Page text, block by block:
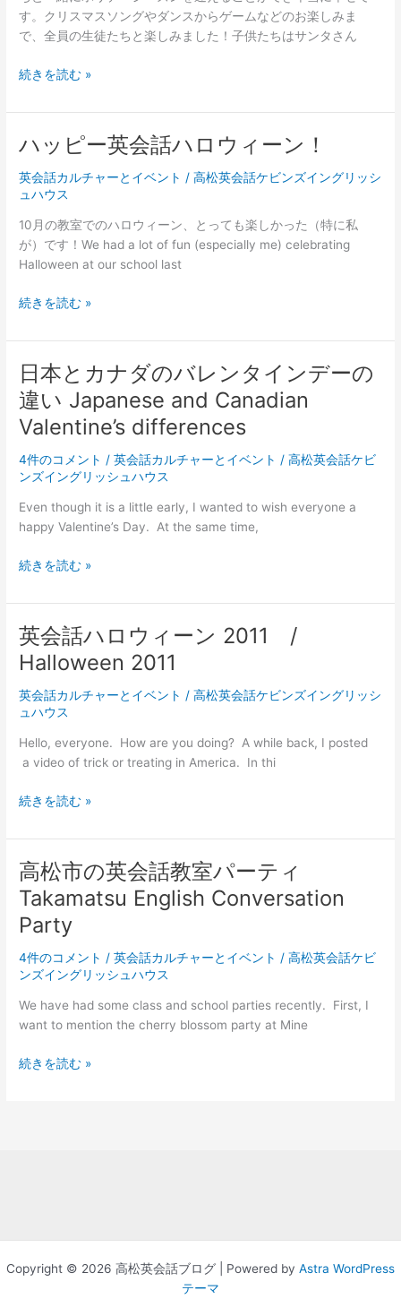
ー
テ
(Party)
マ
ス
ン
/
English
Christmas
Song
Kids
す。クリスマスソングやダンスからゲームなどのお楽しみま
で、全員の生徒たちと楽しみました！子供たちはサンタさん
高
英
話
ケ
ビ
ズ
イ
ン
リ
ュ
ハ
ウ
ス
リ
マ
ス
続きを読む »
ハッピー英会話ハロウィーン！
英会話カルチャーとイベント /高松英会話ケビンズイングリッシ
ュハウス
10月の教室でのハロウィーン、とっても楽しかった（特に私
が）です！We had a lot of fun (especially me) celebrating
Halloween at our school last
ハ
ピ
ー
英
会
話
ロ
ウ
ン！
続きを読む »
日本とカナダのバレンタインデーの
違い Japanese and Canadian
Valentine’s differences
4件のコメント /英会話カルチャーとイベント /高松英会話ケビ
ンズイングリッシュハウス
Even though it is a little early, I wanted to wish everyone a
happy Valentine’s Day. At the same time,
日
と
カ
ナ
ダ
バ
レ
ン
タ
ン
ー
の
違
Japanese
Canadian
Valentine’s
differences
続きを読む »
英会話ハロウィーン 2011 /
Halloween 2011
英会話カルチャーとイベント /高松英会話ケビンズイングリッシ
ュハウス
Hello, everyone. How are you doing? A while back, I posted
a video of trick or treating in America. In thi
英
話
ハ
ロ
ィ
ン
2011 /
続きを読む »
高松市の英会話教室パーティ
Takamatsu English Conversation
Party
4件のコメント /英会話カルチャーとイベント /高松英会話ケビ
ンズイングリッシュハウス
We have had some class and school parties recently. First, I
want to mention the cherry blossom party at Mine
高
パ
テ
続きを読む »
Copyright © 2026 高松英会話ブログ | Powered by Astra WordPress
テーマ